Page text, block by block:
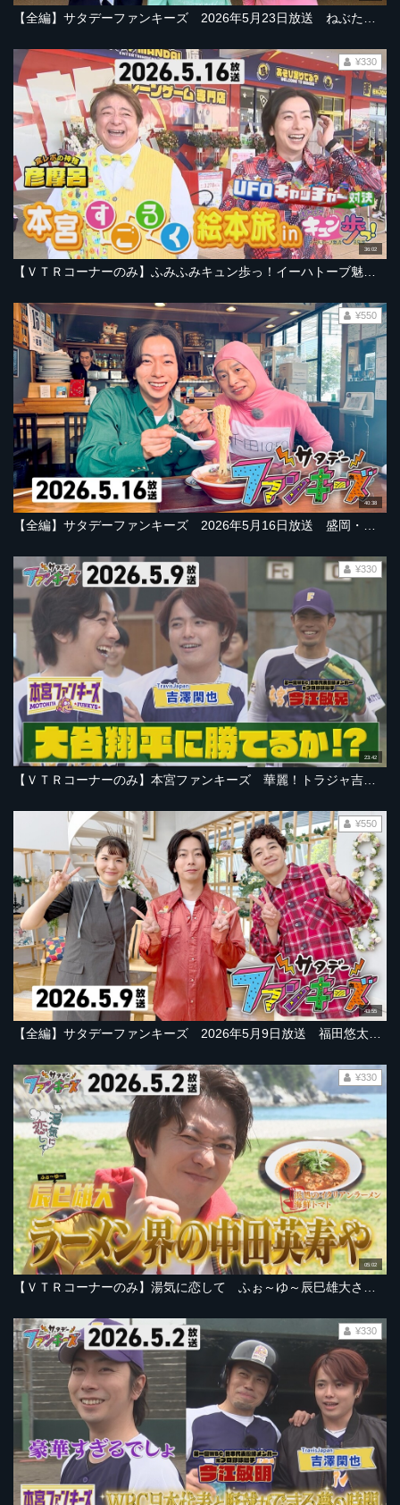
36:02
【ＶＴＲコーナーのみ】ふみふみキュン歩っ！イーハトーブ魅力８見部 彦摩呂さんと勝負！【2026年5月16日放送ＯＡ「サタデーファンキーズ」より】
¥330
40:38
【全編】サタデーファンキーズ 2026年5月16日放送 盛岡・本宮すごろく…河合さんは歴史旅？彦摩呂さんはグルメ旅！クレーンゲーム勝負も！
¥550
23:42
¥330
43:55
¥550
05:02
¥330
¥330